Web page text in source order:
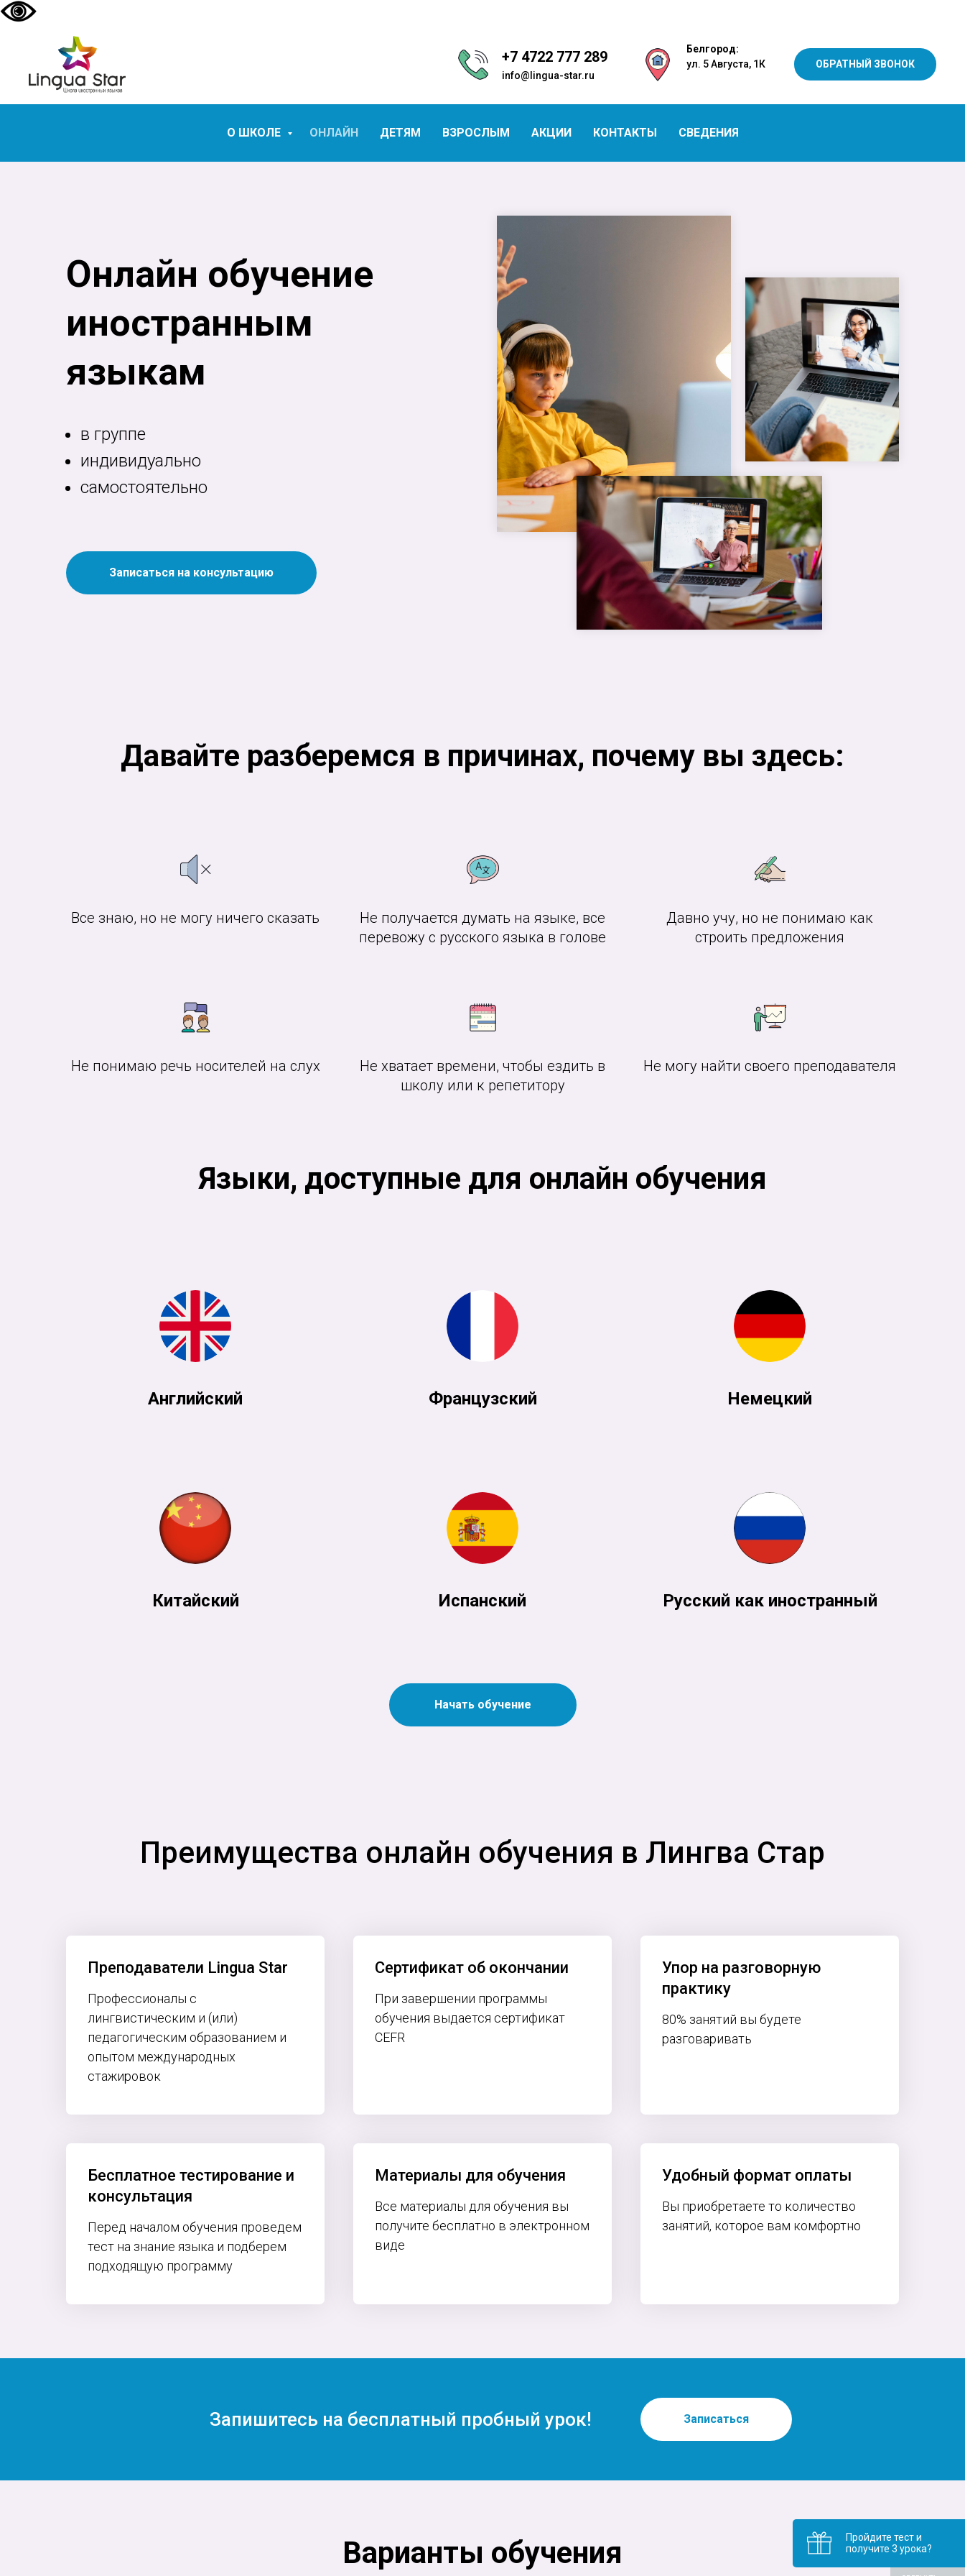
+7 4722 777 289
info@lingua-star.ru
Белгород:
ул. 5 Августа, 1К
ОБРАТНЫЙ ЗВОНОК
О ШКОЛЕ ОНЛАЙН ДЕТЯМ ВЗРОСЛЫМ АКЦИИ КОНТАКТЫ СВЕДЕНИЯ
Онлайн обучение
иностранным
языкам
в группе
индивидуально
самостоятельно
Записаться на консультацию
Давайте разберемся в причинах, почему вы здесь:
Все знаю, но не могу ничего сказать
Не получается думать на языке, все
перевожу с русского языка в голове
Давно учу, но не понимаю как
строить предложения
Не понимаю речь носителей на слух
Не хватает времени, чтобы ездить в
школу или к репетитору
Не могу найти своего преподавателя
Языки, доступные для онлайн обучения
Английский Французский Немецкий
Китайский Испанский Русский как иностранный
Начать обучение
Преимущества онлайн обучения в Лингва Стар
Преподаватели Lingua Star
Профессионалы с
лингвистическим и (или)
педагогическим образованием и
опытом международных
стажировок
Сертификат об окончании
При завершении программы
обучения выдается сертификат
CEFR
Упор на разговорную
практику
80% занятий вы будете
разговаривать
Бесплатное тестирование и
консультация
Перед началом обучения проведем
тест на знание языка и подберем
подходящую программу
Материалы для обучения
Все материалы для обучения вы
получите бесплатно в электронном
виде
Удобный формат оплаты
Вы приобретаете то количество
занятий, которое вам комфортно
Запишитесь на бесплатный пробный урок! Записаться
Варианты обучения
Пройдите тест и
получите 3 урока?